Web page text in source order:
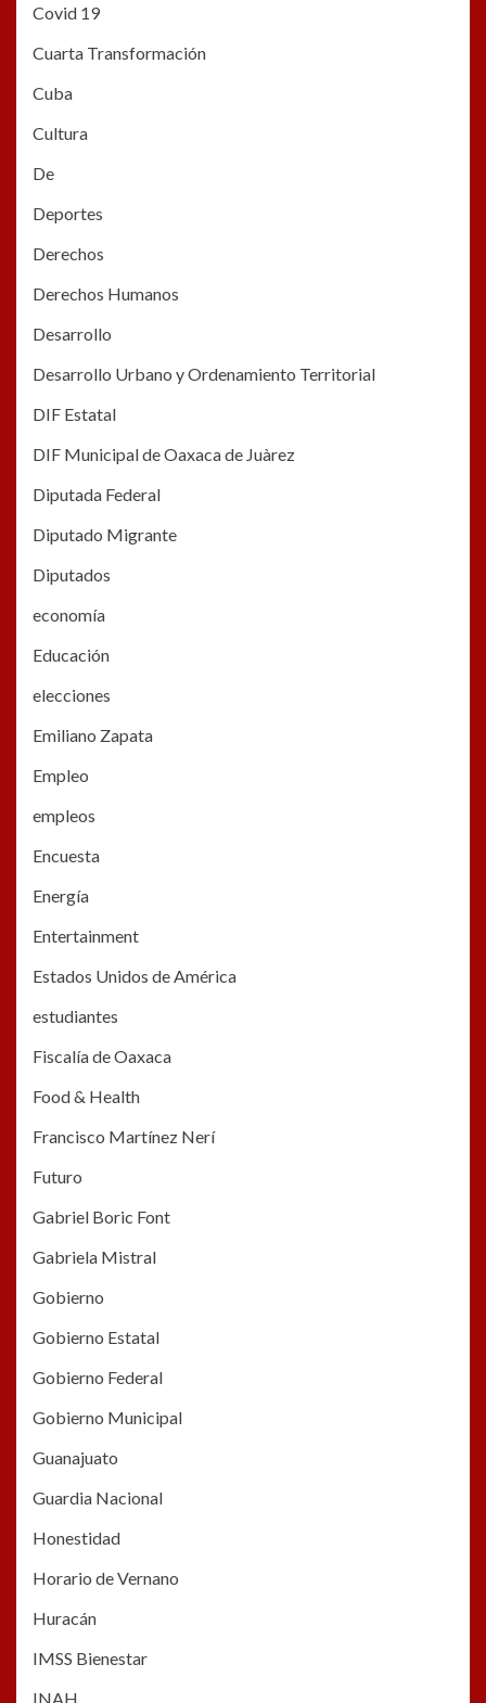
Covid 19
Cuarta Transformación
Cuba
Cultura
De
Deportes
Derechos
Derechos Humanos
Desarrollo
Desarrollo Urbano y Ordenamiento Territorial
DIF Estatal
DIF Municipal de Oaxaca de Juàrez
Diputada Federal
Diputado Migrante
Diputados
economía
Educación
elecciones
Emiliano Zapata
Empleo
empleos
Encuesta
Energía
Entertainment
Estados Unidos de América
estudiantes
Fiscalía de Oaxaca
Food & Health
Francisco Martínez Nerí
Futuro
Gabriel Boric Font
Gabriela Mistral
Gobierno
Gobierno Estatal
Gobierno Federal
Gobierno Municipal
Guanajuato
Guardia Nacional
Honestidad
Horario de Vernano
Huracán
IMSS Bienestar
INAH